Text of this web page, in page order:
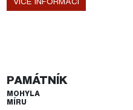
PAMÁTNÍK
MOHYLA
MÍRU